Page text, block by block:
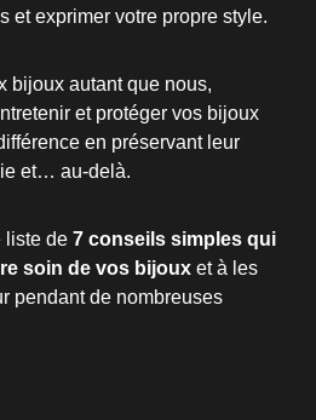
et exprimer votre propre style.
bijoux autant que nous,
et protéger vos bijoux
en préservant leur
et… au-delà.
liste de 7 conseils simples qui
soin de vos bijoux et à les
pendant de nombreuses